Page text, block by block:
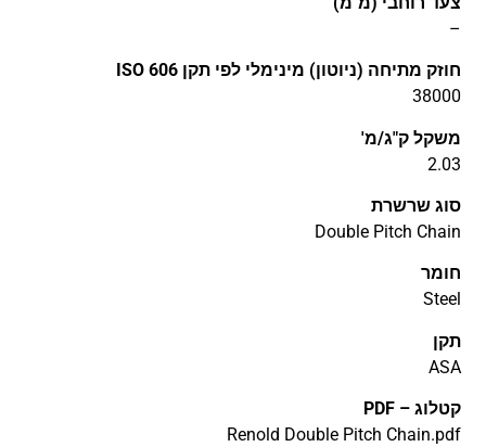
–
חוזק מתיחה (ניוטון) מינימלי לפי תקן ISO 606
38000
משקל ק"ג/מ'
2.03
סוג שרשרת
Double Pitch Chain
חומר
Steel
תקן
ASA
קטלוג – PDF
Renold Double Pitch Chain.pdf